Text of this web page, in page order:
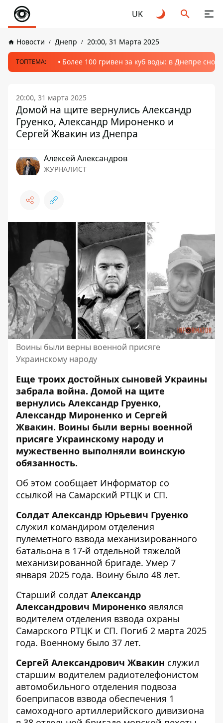
UK
Новости Днепр 20:00, 31 Марта 2025
ТОПТЕМА: Более 100 гривен за куб воды: в Днепре
20:00, 31 марта 2025
Домой на щите вернулись Александр
Груенко, Александр Мироненко и
Сергей Жвакин из Днепра
Алексей Александров
ЖУРНАЛИСТ
Воины были верны военной присяге
Украинскому народу
Еще троих достойных сыновей Украины
забрала война. Домой на щите
вернулись Александр Груенко,
Александр Мироненко и Сергей
Жвакин. Воины были верны военной
присяге Украинскому народу и
мужественно выполняли воинскую
обязанность.
Об этом сообщает Информатор со
ссылкой на Самарский РТЦК и СП.
Солдат Александр Юрьевич Груенко
служил командиром отделения
пулеметного взвода механизированного
батальона в 17-й отдельной тяжелой
механизированной бригаде. Умер 7
января 2025 года. Воину было 48 лет.
Старший солдат Александр
Александрович Мироненко являлся
водителем отделения взвода охраны
Самарского РТЦК и СП. Погиб 2 марта 2025
года. Военному было 37 лет.
Сергей Александрович Жвакин служил
старшим водителем радиотелефонистом
автомобильного отделения подвоза
боеприпасов взвода обеспечения 1
самоходного артиллерийского дивизиона